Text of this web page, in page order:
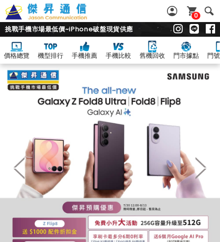
0
挑戰手機市場最低價~iPhone破盤現貨供應
價格總覽 機型排行 手機推薦 手機比較 舊機回收 門市據點 門